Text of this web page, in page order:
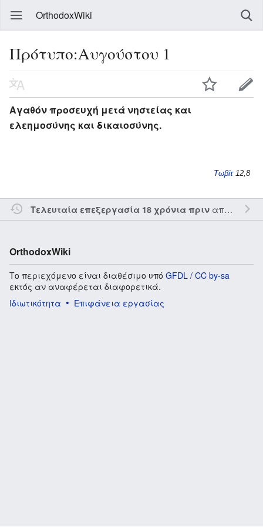
OrthodoxWiki
Πρότυπο:Αυγούστου 1
Αγαθόν προσευχή μετά νηστείας και
ελεημοσύνης και δικαιοσύνης.
Τωβίτ12,8
Τελευταία επεξεργασία 18 χρόνια πριναπό τον την
OrthodoxWiki
Το περιεχόμενο είναι διαθέσιμο υπό GFDL / CC by-sa
εκτός αν αναφέρεται διαφορετικά.
Ιδιωτικότητα
Επιφάνεια εργασίας